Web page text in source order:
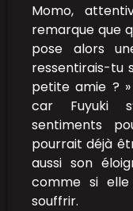
Momo,
remarque que
pose alors
ressentirais-tu
petite amie ?
car Fuyuki
sentiments
pourrait déjà
aussi son
comme si
souffrir.